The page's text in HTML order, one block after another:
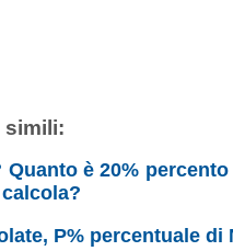
simili:
è 20%
P% percentuale di